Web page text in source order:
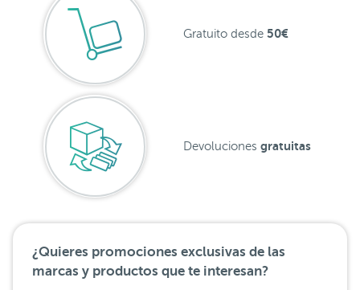
Gratuito desde 50€
Devoluciones gratuitas
¿Quieres promociones exclusivas de las
marcas y productos que te interesan?